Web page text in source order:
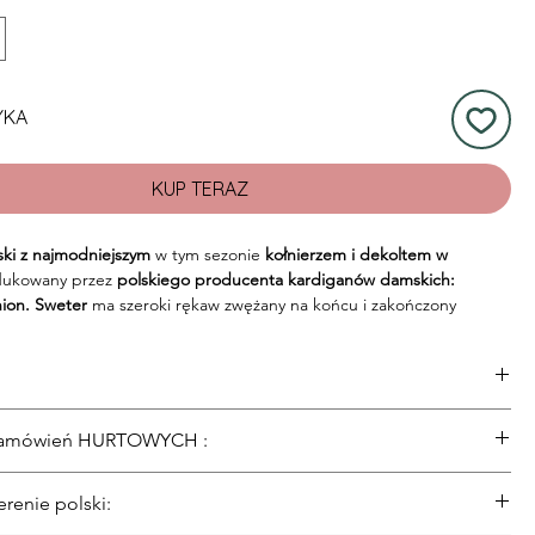
KUP TERAZ
z najmodniejszymw tym sezonie kołnierzem i dekoltem w
przez polskiego producenta kardiganów damskich:
Sweter ma szeroki rękaw zwężany na końcu i zakończony
S M oraz L. Wierzymy, że
spełni oczekiwania najbardziej
HURTOWYCH :
Aniapolski: